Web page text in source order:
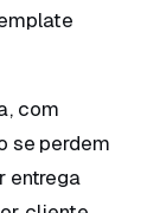
com
se perdem
entrega